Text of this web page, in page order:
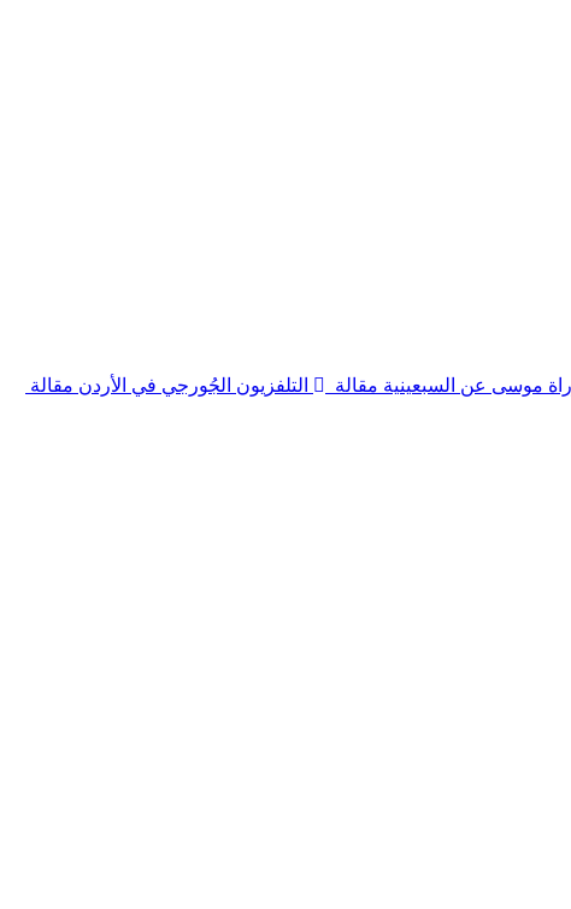
موسى عن السبعينية مقالة التلفزيون الجُورجي في الأردن مقالة